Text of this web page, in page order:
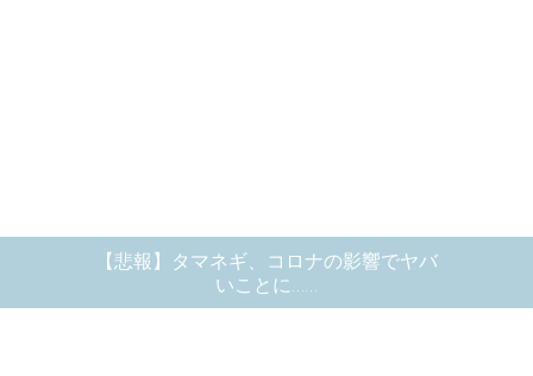
【悲報】タマネギ、コロナの影響でヤバ
いことに……